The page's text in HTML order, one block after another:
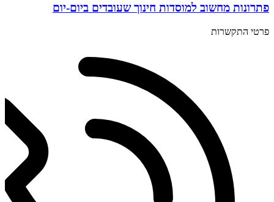
פתרונות מחשוב למוסדות חינוך שעובדים ביום-יום
פרטי התקשרות